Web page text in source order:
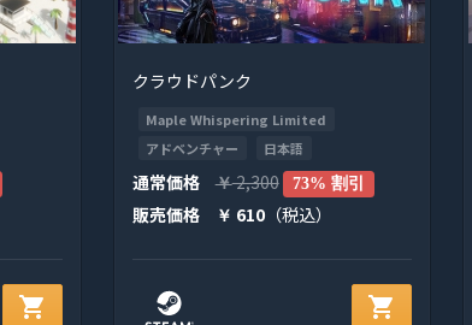
shopping_cart
クラウドパンク
Maple Whispering Limited
アドベンチャー
日本語
通常価格 ￥2,300 73% 割引
販売価格 ￥ 610（税込）
shopping_cart